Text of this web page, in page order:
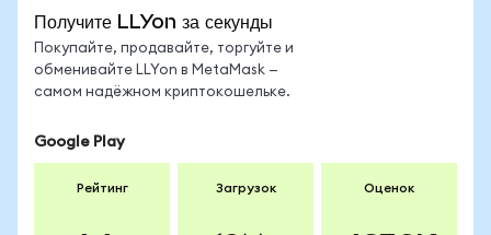
Получите LLYon за секунды
Покупайте, продавайте, торгуйте и
обменивайте LLYon в MetaMask —
самом надёжном криптокошельке.
Google Play
Рейтинг Загрузок Оценок